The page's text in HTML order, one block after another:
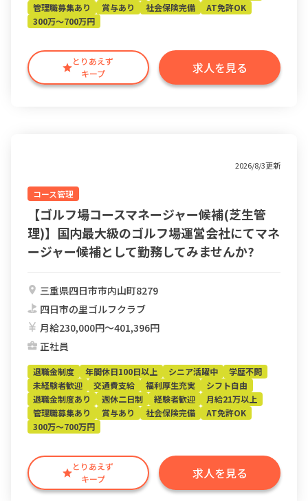
とりあえず
キープ
求人を見る
管理職募集あり
賞与あり 社会保険完備
AT免許OK
300万～700万円
2026/8/3更新
コース管理
【ゴルフ場コースマネージャー候補(芝生管
理)】国内最大級のゴルフ場運営会社にてマネ
ージャー候補として勤務してみませんか?
三重県四日市市内山町8279
四日市の里ゴルフクラブ
月給230,000円〜401,396円
正社員
とりあえず
キープ
求人を見る
退職金制度 年間休日100日以上 シニア活躍中
学歴不問
未経験者歓迎
交通費支給 福利厚生充実
シフト自由
退職金制度あり
週休二日制 経験者歓迎
月給21万以上
管理職募集あり
賞与あり 社会保険完備
AT免許OK
300万～700万円